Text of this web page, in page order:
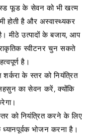
फूड के सेवन को भी खत्म
होती है और अस्वास्थ्यकर
मीठे उत्पादों के बजाय, आप
स्वीटनर चुन सकते
है।
के स्तर को नियंत्रित
का सेवन करें, क्योंकि
को नियंत्रित करने के लिए
भोजन करना है।